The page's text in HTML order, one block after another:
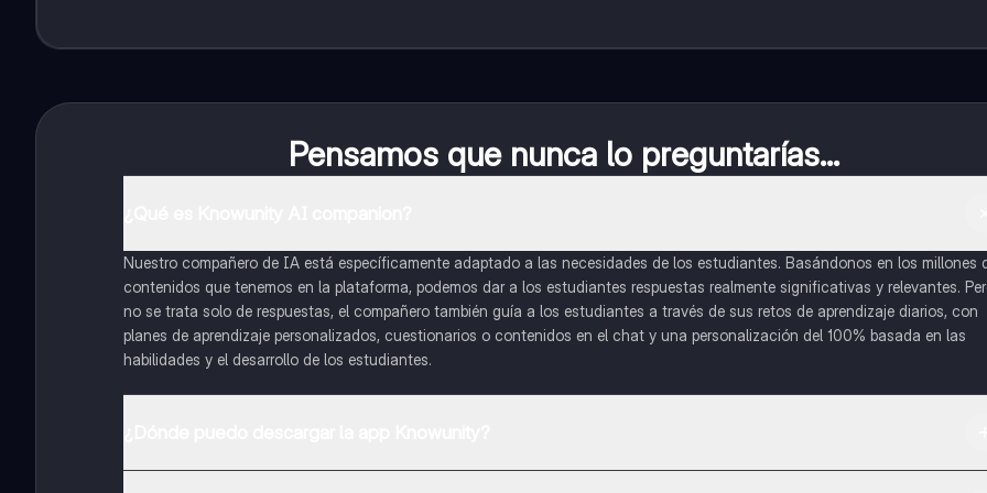
Pensamos que nunca lo preguntarías...
Nuestro compañero de IA está específicamente adaptado a las necesidades de los estudiantes. Basándonos en los millones
contenidos que tenemos en la plataforma, podemos dar a los estudiantes respuestas realmente significativas y relevantes.
no se trata solo de respuestas, el compañero también guía a los estudiantes a través de sus retos de aprendizaje diarios, con
planes de aprendizaje personalizados, cuestionarios o contenidos en el chat y una personalización del 100% basada en las
habilidades y el desarrollo de los estudiantes.